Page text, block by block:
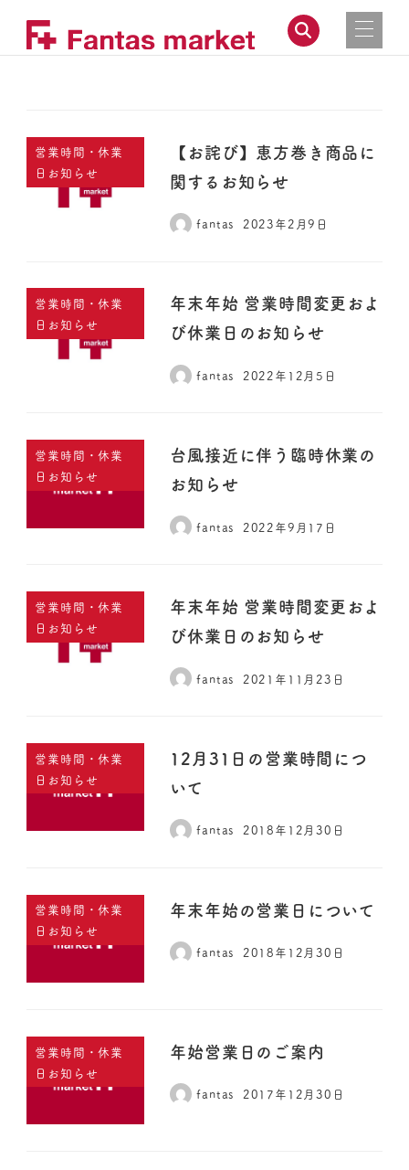
営業時間・休業
日お知らせ
【お詫び】恵方巻き商品に
関するお知らせ
fantas 2023年2月9日
営業時間・休業
日お知らせ
年末年始 営業時間変更およ
び休業日のお知らせ
fantas 2022年12月5日
営業時間・休業
日お知らせ
台風接近に伴う臨時休業の
お知らせ
fantas 2022年9月17日
営業時間・休業
日お知らせ
年末年始 営業時間変更およ
び休業日のお知らせ
fantas 2021年11月23日
営業時間・休業
日お知らせ
12月31日の営業時間につ
いて
fantas 2018年12月30日
営業時間・休業
日お知らせ
年末年始の営業日について
fantas 2018年12月30日
営業時間・休業
日お知らせ
年始営業日のご案内
fantas 2017年12月30日